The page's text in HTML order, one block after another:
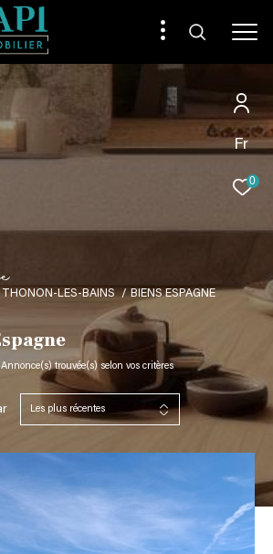
Fr
0
eTHONON-LES-BAINS BIENS ESPAGNE
Annonce(s) trouvée(s) selon vos critères
Les plus récentes